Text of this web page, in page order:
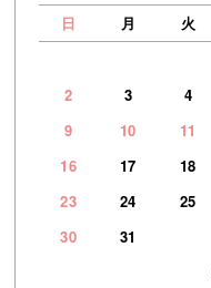
日
月 火
2
3 4
9
10 11
16
17 18
23
24 25
30
31